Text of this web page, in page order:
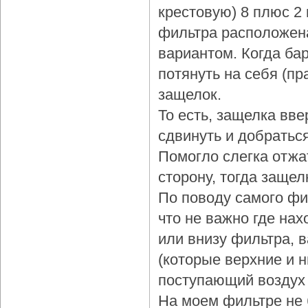
крестовую) 8 плюс 2
фильтра
вариантом. Когда
потянуть на себя
защелок.
То есть, защелка
сдвинуть и
Помогло слегка
сторону, тогда
По поводу самого
что не важно где
или внизу фильтра,
(которые верхние и
поступающий
На моем фильтре не